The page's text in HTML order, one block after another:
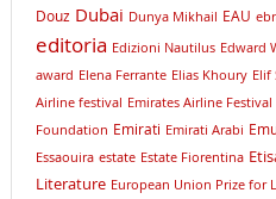
Douz Dubai Dunya Mikhail EAU
editoria Edizioni Nautilus Edward
award Elena Ferrante Elias Khoury Elif
Airline festival Emirates Airline
Foundation Emirati Emirati Arabi
Essaouira estate Estate Fiorentina
Literature European Union Prize for